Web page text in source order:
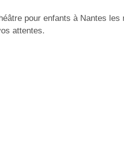
pour enfants à Nantes
attentes.